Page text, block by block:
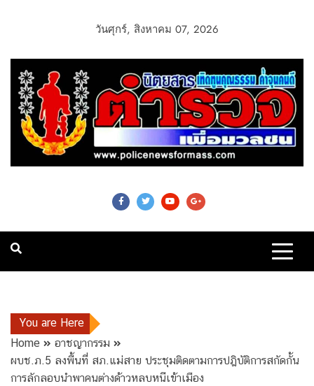
วันศุกร์, สิงหาคม 07, 2026
Police News For
Mass
You are Here
Home
อาชญากรรม
ผบช.ภ.5 ลงพื้นที่ สภ.แม่สาย ประชุมติดตามการปฎิบัติการสกัดกั้น
การลักลอบนำพาคนต่างด้าวหลบหนีเข้าเมือง